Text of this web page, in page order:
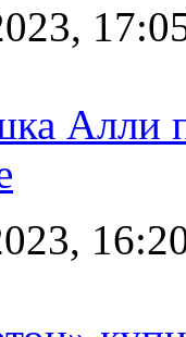
Алли